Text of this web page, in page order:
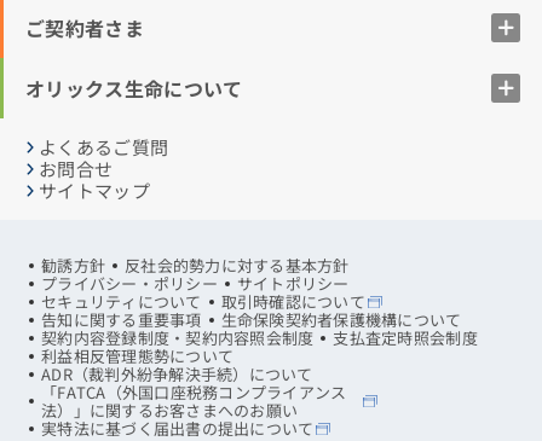
ご契約者さま
オリックス生命について
よくあるご質問
お問合せ
サイトマップ
勧誘方針 反社会的勢力に対する基本方針
プライバシー・ポリシー サイトポリシー
セキュリティについて 取引時確認について
告知に関する重要事項 生命保険契約者保護機構について
契約内容登録制度・契約内容照会制度 支払査定時照会制度
利益相反管理態勢について
ADR（裁判外紛争解決手続）について
「FATCA（外国口座税務コンプライアンス
法）」に関するお客さまへのお願い
実特法に基づく届出書の提出について